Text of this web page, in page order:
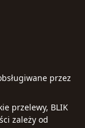
przez
przelewy, BLIK
zależy od